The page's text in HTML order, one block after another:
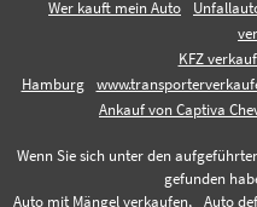
Wer kauft mein Auto
KFZ
Hamburg
Ankauf von Captiva
Wenn Sie sich unter den
gefunden
Auto mit Mängel verkaufen,
Auto